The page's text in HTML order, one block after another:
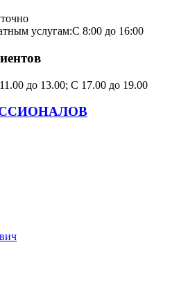
услугам:С 8:00 до 16:00
до 13.00; С 17.00 до 19.00